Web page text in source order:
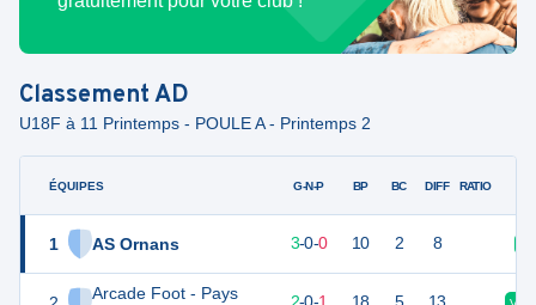
ClassementAD
U18F à 11 Printemps - POULE A - Printemps 2
ÉQUIPES
1 AS Ornans
Arcade Foot - Pays
G-N-P BP BC DIFF RATIO
3-0-0 10 2 8